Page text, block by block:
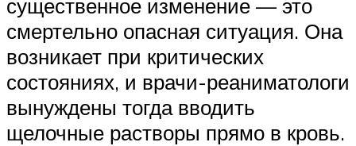
существенное изменение — это
смертельно опасная ситуация. Она
возникает при критических
состояниях, и врачи-реаниматологи
вынуждены тогда вводить
щелочные растворы прямо в кровь.